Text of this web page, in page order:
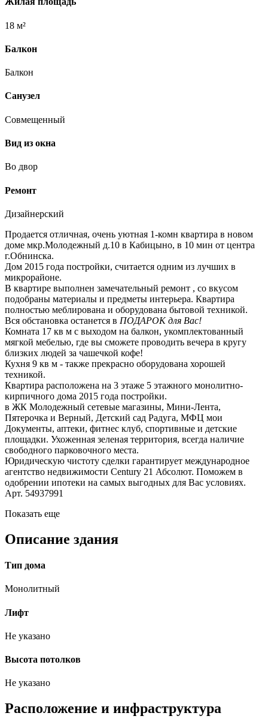
18 м²
Балкон
Балкон
Санузел
Совмещенный
Вид из окна
Во двор
Ремонт
Дизайнерский
Продается отличная, очень уютная 1-комн квартира в новом
доме мкр.Молодежный д.10 в Кабицыно, в 10 мин от центра
г.Обнинска.
Дом 2015 года постройки, считается одним из лучших в
микрорайоне.
В квартире выполнен замечательный ремонт , со вкусом
подобраны материалы и предметы интерьера. Квартира
полностью меблирована и оборудована бытовой техникой.
Вся обстановка останется в ПОДАРОК для Вас!
Комната 17 кв м с выходом на балкон, укомплектованный
мягкой мебелью, где вы сможете проводить вечера в кругу
близких людей за чашечкой кофе!
Кухня 9 кв м - также прекрасно оборудована хорошей
техникой.
Квартира расположена на 3 этаже 5 этажного монолитно-
кирпичного дома 2015 года постройки.
в ЖК Молодежный сетевые магазины, Мини-Лента,
Пятерочка и Верный, Детский сад Радуга, МФЦ мои
Документы, аптеки, фитнес клуб, спортивные и детские
площадки. Ухоженная зеленая территория, всегда наличие
свободного парковочного места.
Юридическую чистоту сделки гарантирует международное
агентство недвижимости Сеntury 21 Абсолют. Поможем в
одобрении ипотеки на самых выгодных для Вас условиях.
Арт. 54937991
Показать еще
Описание здания
Тип дома
Монолитный
Лифт
Не указано
Высота потолков
Не указано
Расположение и инфраструктура